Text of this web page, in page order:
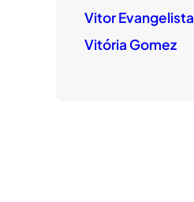
Vitor Evangelista
Vitória Gomez